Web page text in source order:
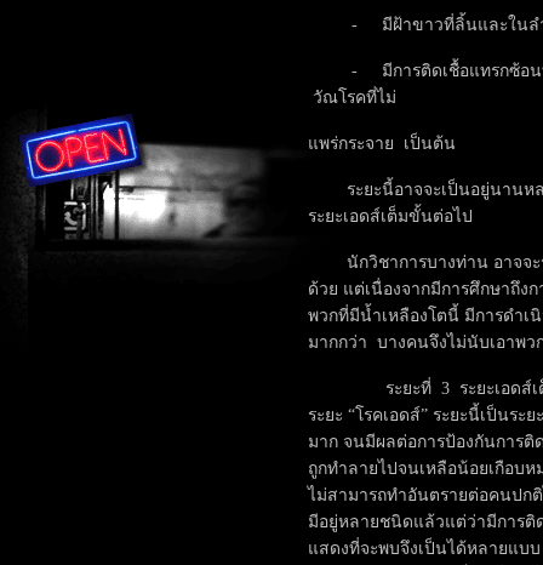
- มีฝ้าขาวที่ลิ้นและในลำคอ
- มีการติดเชื้อแทรกซ้อนที่ไ
วัณโรคที่ไม่
แพร่กระจาย เป็นต้น
ระยะนี้อาจจะเป็นอยู่นานหล
ระยะเอดส์เต็มขั้นต่อไป
นักวิชาการบางท่าน อาจจะร
ด้วย แต่เนื่องจากมีการศึกษาถึง
พวกที่มีน้ำเหลืองโตนี้ มีการดำเ
มากกว่า บางคนจึงไม่นับเอาพว
ระยะที่ 3 ระยะเอดส์เต็มขั้
ระยะ “โรคเอดส์” ระยะนี้เป็นร
มาก จนมีผลต่อการป้องกันการติ
ถูกทำลายไปจนเหลือน้อยเกือบ
ไม่สามารถทำอันตรายต่อคนปกติ
มีอยู่หลายชนิดแล้วแต่ว่ามีการติ
แสดงที่จะพบจึงเป็นได้หลายแบ